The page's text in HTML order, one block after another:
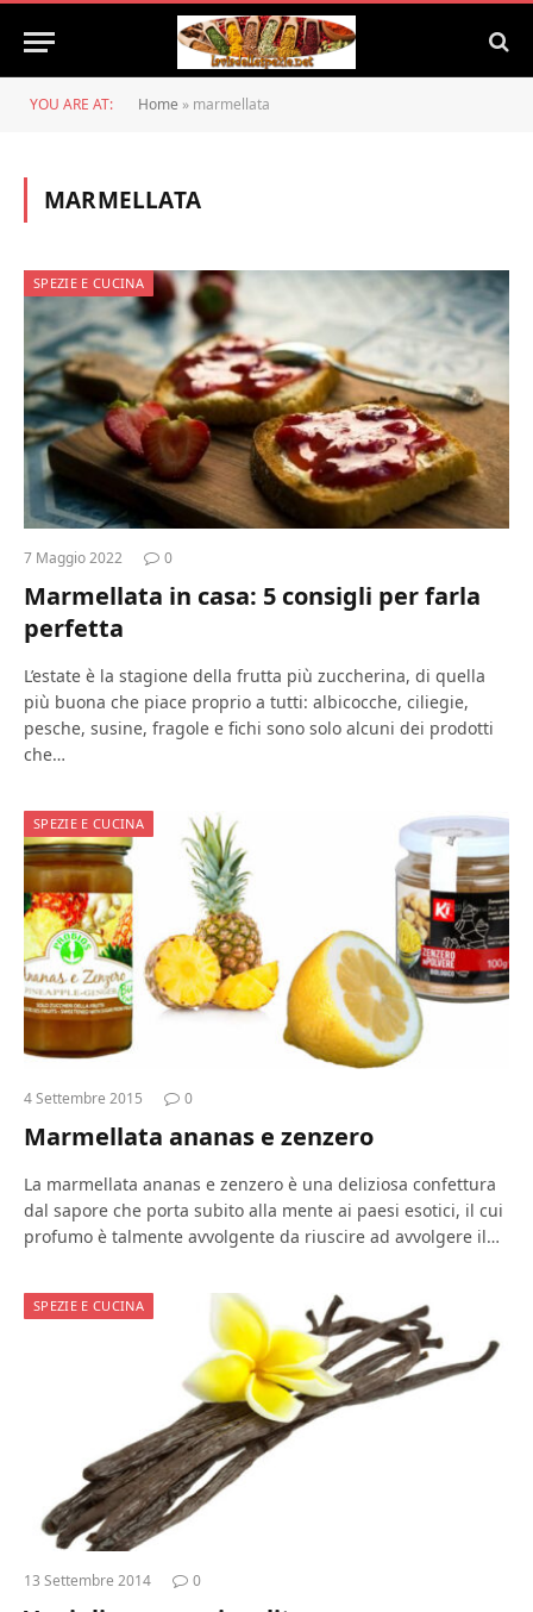
YOU ARE AT: Home » marmellata
MARMELLATA
SPEZIE E CUCINA
7 Maggio 2022 0
Marmellata in casa: 5 consigli per farla
perfetta
L’estate è la stagione della frutta più zuccherina, di quella
più buona che piace proprio a tutti: albicocche, ciliegie,
pesche, susine, fragole e fichi sono solo alcuni dei prodotti
che…
SPEZIE E CUCINA
4 Settembre 2015 0
Marmellata ananas e zenzero
La marmellata ananas e zenzero è una deliziosa confettura
dal sapore che porta subito alla mente ai paesi esotici, il cui
profumo è talmente avvolgente da riuscire ad avvolgere il…
SPEZIE E CUCINA
13 Settembre 2014 0